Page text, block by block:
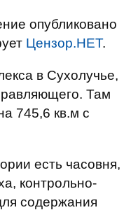
опубликовано
Цензор.НЕТ.
в Сухолучье,
Там
745,6 кв.м с
есть часовня,
контрольно-
содержания